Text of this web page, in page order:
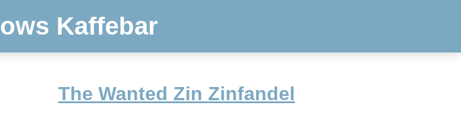
Kaffebar
The Wanted Zin Zinfandel